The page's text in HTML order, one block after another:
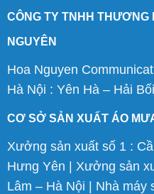
CÔNG TY TNHH
NGUYÊN
Hoa Nguyen
Hà Nội : Yên Hà – Hải
CƠ SỞ SẢN XUẤT ÁO
Xưởng sản xuất số 1 :
Hưng Yên | Xưởng sản
Lâm – Hà Nội | Nhà máy